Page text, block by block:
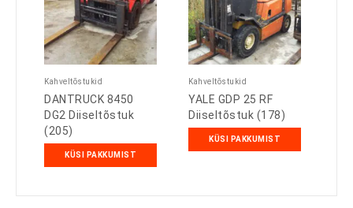
Kahveltõstukid
DANTRUCK 8450
DG2 Diiseltõstuk
(205)
KÜSI PAKKUMIST
Kahveltõstukid
YALE GDP 25 RF
Diiseltõstuk (178)
KÜSI PAKKUMIST